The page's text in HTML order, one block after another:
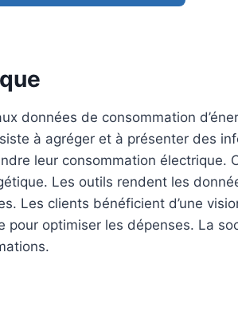
données de consommation
à agréger et à présenter des
leur consommation électrique.
Les outils rendent les
Les clients bénéficient d’une
optimiser les dépenses. La